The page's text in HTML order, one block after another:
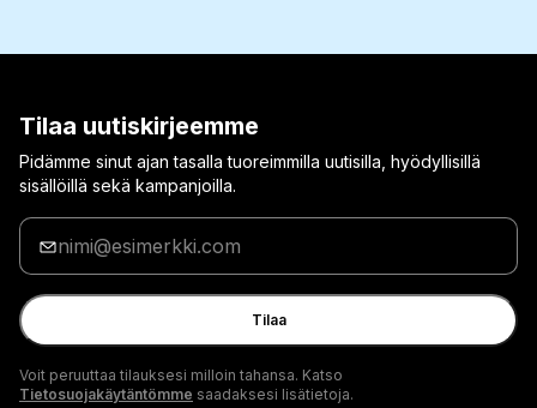
Tilaa uutiskirjeemme
Pidämme sinut ajan tasalla tuoreimmilla uutisilla, hyödyllisillä
sisällöillä sekä kampanjoilla.
Anna
sähköpostiosoitteesi
Tilaa
Voit peruuttaa tilauksesi milloin tahansa. Katso
Tietosuojakäytäntömme saadaksesi lisätietoja.